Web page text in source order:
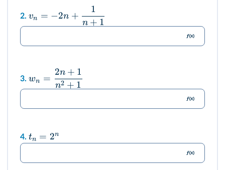
2. vn = −2n +
n + 1
1
3. wn =
n2 + 1
2n + 1
4. tn = 2n